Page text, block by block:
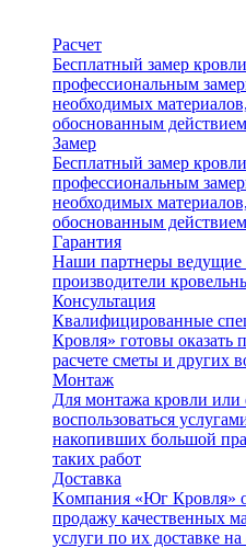
Расчет
Бесплатный замер
профессиональным
необходимых
обоснованным
Замер
Бесплатный замер
профессиональным
необходимых
обоснованным
Гарантия
Наши партнеры ведущие
производители
Консультация
Квалифицированные
Кровля» готовы оказать
расчете сметы и других
Монтаж
Для монтажа кровли
воспользоваться
накопивших большой
таких работ
Доставка
Kомпания «Юг Кровля»
продажу качественных
услуги по их доставке на